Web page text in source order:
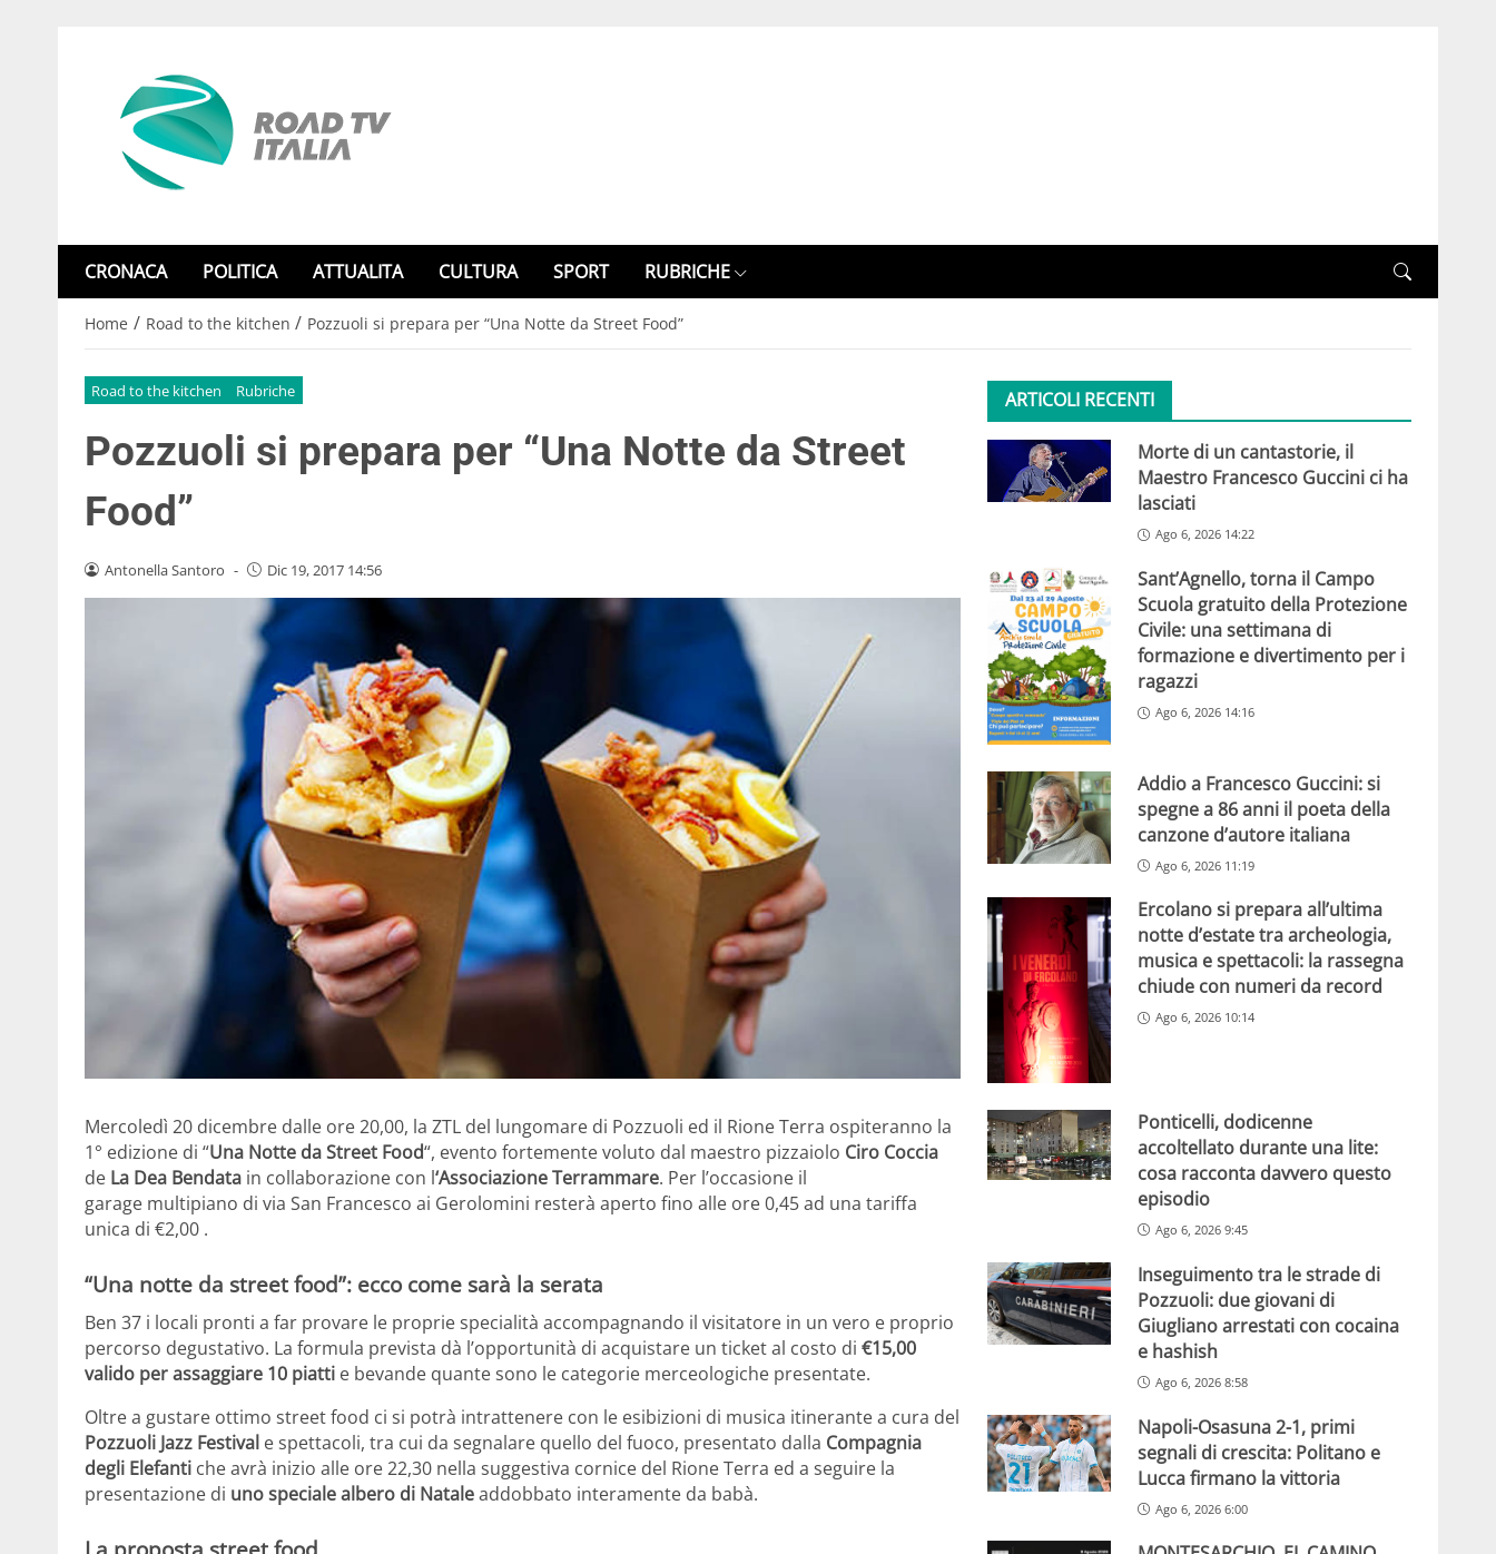
CRONACA POLITICA ATTUALITA CULTURA SPORT RUBRICHE
Home / Road to the kitchen / Pozzuoli si prepara per “Una Notte da Street Food”
Road to the kitchen Rubriche
Pozzuoli si prepara per “Una Notte da Street
Food”
Antonella Santoro - Dic 19, 2017 14:56
Mercoledì 20 dicembre dalle ore 20,00, la ZTL del lungomare di Pozzuoli ed il Rione Terra ospiteranno la
1° edizione di “Una Notte da Street Food“, evento fortemente voluto dal maestro pizzaiolo Ciro Coccia
de La Dea Bendata in collaborazione con l‘Associazione Terrammare. Per l’occasione il
garage multipiano di via San Francesco ai Gerolomini resterà aperto fino alle ore 0,45 ad una tariffa
unica di €2,00 .
“Una notte da street food”: ecco come sarà la serata
Ben 37 i locali pronti a far provare le proprie specialità accompagnando il visitatore in un vero e proprio
percorso degustativo. La formula prevista dà l’opportunità di acquistare un ticket al costo di €15,00
valido per assaggiare 10 piatti e bevande quante sono le categorie merceologiche presentate.
Oltre a gustare ottimo street food ci si potrà intrattenere con le esibizioni di musica itinerante a cura del
Pozzuoli Jazz Festival e spettacoli, tra cui da segnalare quello del fuoco, presentato dalla Compagnia
degli Elefanti che avrà inizio alle ore 22,30 nella suggestiva cornice del Rione Terra ed a seguire la
presentazione di uno speciale albero di Nataleaddobbato interamente da babà.
ARTICOLI RECENTI
Morte di un cantastorie, il
Maestro Francesco Guccini ci ha
lasciati
Ago 6, 2026 14:22
Sant’Agnello, torna il Campo
Scuola gratuito della Protezione
Civile: una settimana di
formazione e divertimento per i
ragazzi
Ago 6, 2026 14:16
Addio a Francesco Guccini: si
spegne a 86 anni il poeta della
canzone d’autore italiana
Ago 6, 2026 11:19
Ercolano si prepara all’ultima
notte d’estate tra archeologia,
musica e spettacoli: la rassegna
chiude con numeri da record
Ago 6, 2026 10:14
Ponticelli, dodicenne
accoltellato durante una lite:
cosa racconta davvero questo
episodio
Ago 6, 2026 9:45
Inseguimento tra le strade di
Pozzuoli: due giovani di
Giugliano arrestati con cocaina
e hashish
Ago 6, 2026 8:58
Napoli-Osasuna 2-1, primi
segnali di crescita: Politano e
Lucca firmano la vittoria
Ago 6, 2026 6:00